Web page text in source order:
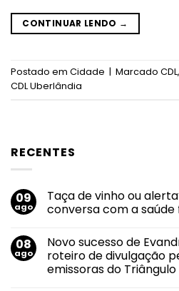
RECENTES
09
ago
Taça de vinho ou
conversa com a saúde
em
Taça
de
vinho
08
ago
Novo sucesso de
roteiro de divulgação
emissoras do
CONTINUAR LENDO →
Postado em Cidade | Marcado CDL,
CDL Uberlândia